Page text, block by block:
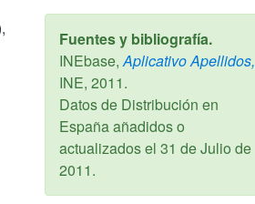
Fuentes y bibliografía.
INEbase,Aplicativo Apellidos,
INE, 2011.
Datos de Distribución en
España añadidos o
actualizados el 31 de Julio de
2011.